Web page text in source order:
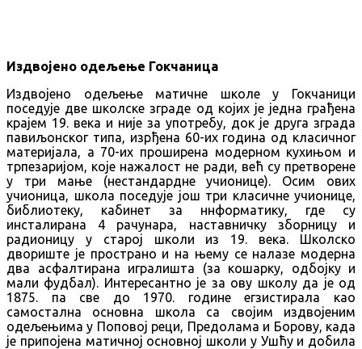
Издвојено одељење Гокчаница
Издвојено одељење матичне школе у Гокчаници
поседује две школске зграде од којих је једна грађена
крајем 19. века и није за употребу, док је друга зграда
павиљонског типа, изрђена 60-их година од класичног
материјала, а 70-их проширена модерном кухињом и
трпезаријом, које нажалост не ради, већ су претворене
у три мање (нестандардне учионице). Осим ових
учионица, школа поседује још три класичне учионице,
библиотеку, кабинет за ннформатику, где су
инсталирана 4 рачунара, наставничку зборницу и
радионицу у старој школи из 19. века. Школско
двориште је пространо и на њему се налазе модерна
два асфалтирана игралишта (за кошарку, одбојку и
мали фудбал). Интересантно је за ову школу да је од
1875. па све до 1970. године егзистирала као
самостална основна школа са својим издвојеним
одељењима у Поповој реци, Предолама и Борову, када
је припојена матичној основној школи у Ушћу и добила